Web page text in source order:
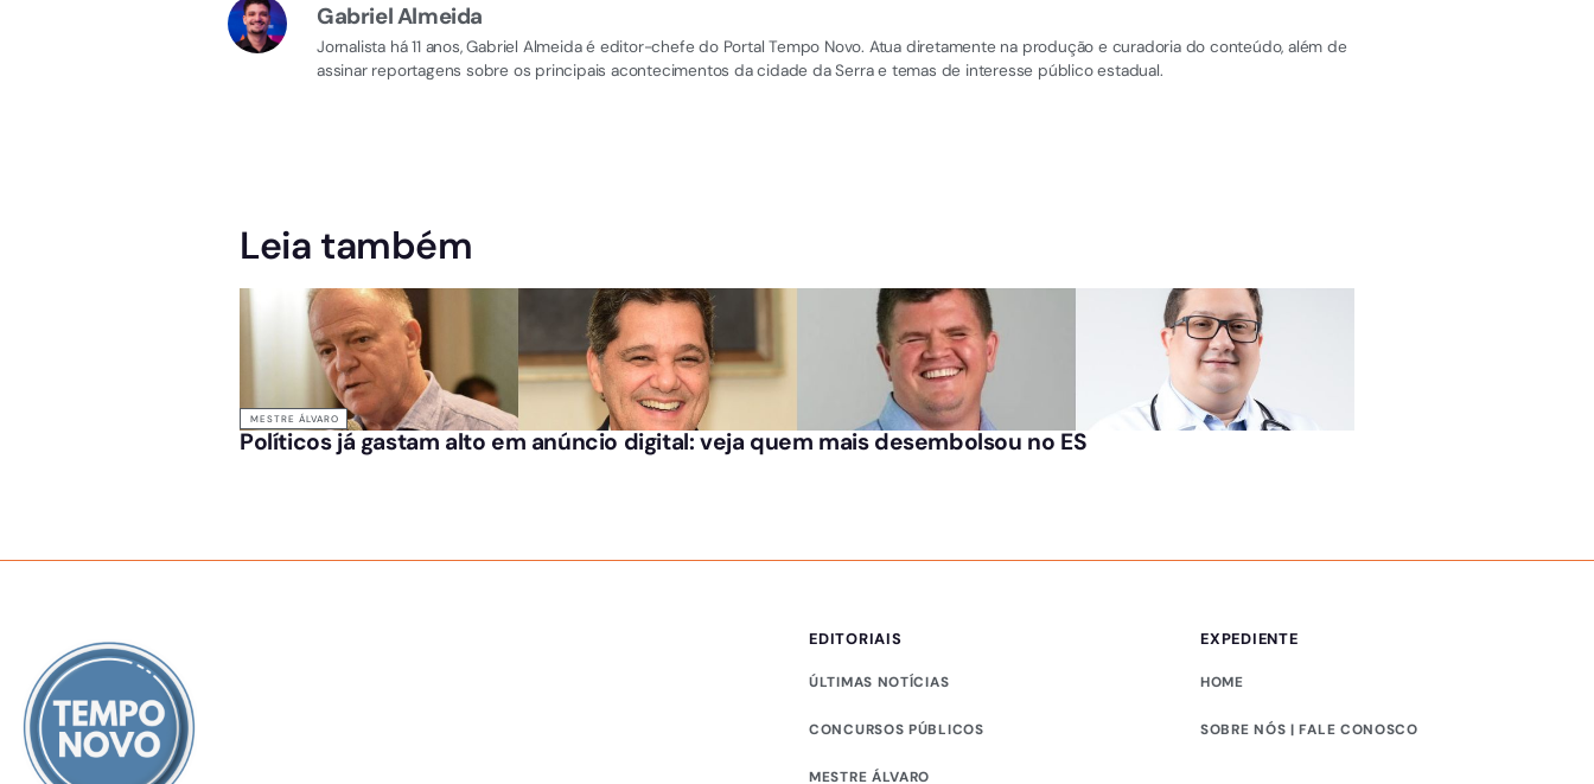
Gabriel Almeida
Jornalista há 11 anos, Gabriel Almeida é editor-chefe do Portal Tempo Novo. Atua diretamente na produção e curadoria do conteúdo, além de
assinar reportagens sobre os principais acontecimentos da cidade da Serra e temas de interesse público estadual.
Leia também
MESTRE ÁLVARO
Políticos já gastam alto em anúncio digital: veja quem mais desembolsou no ES
EDITORIAIS
ÚLTIMAS NOTÍCIAS
CONCURSOS PÚBLICOS
MESTRE ÁLVARO
EXPEDIENTE
HOME
SOBRE NÓS | FALE CONOSCO